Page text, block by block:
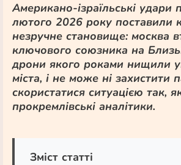
Американо-ізраїльські удари
лютого 2026 року поставили
незручне становище: москва
ключового союзника на
дрони якого роками нищили
міста, і не може ні захистити
скористатися ситуацією так,
прокремлівські аналітики.
Зміст статті